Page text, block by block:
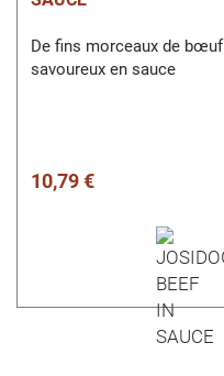
De fins morceaux de bœuf
savoureux en sauce
10,79 €